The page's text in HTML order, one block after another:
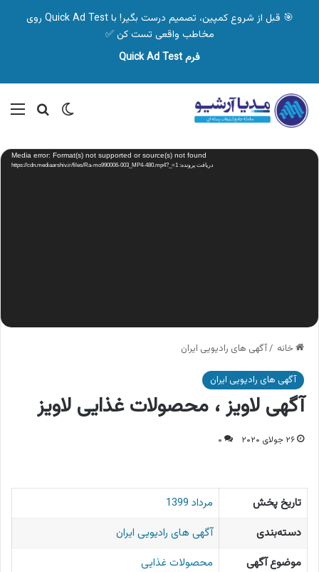
🎯 قبل از شروع کمپین، تصمیم درست بگیر! با Quick Ad Test روی
مخاطب واقعی تست کن ✅
فرم Quick Ad Test
تغییر پوسته
نمایشگر
ویدیو Media error: Format(s) not supported or source(s) not found
دریافت پرونده: https://cdn.mediaarshiv.ir/files/Ra-mo990006-003_MP4-480.mp4?_=1
خانه /آگهی های رادیویی ایران
آگهی های رادیویی ایران
آگهی لاویز ، محصولات غذایی لاویز
۲۶ جولای ۲۰۲۰ ۰
تاریخ پخش
مرداد 1399
دسته‌بندی
آگهی های رادیویی ایران
موضوع آگهی
محصولات غذایی